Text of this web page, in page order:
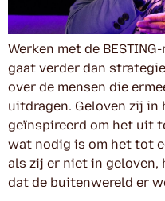
Werken met de
gaat verder dan
over de mensen die
uitdragen. Geloven zij in
geïnspireerd om het uit
wat nodig is om het tot
als zij er niet in geloven,
dat de buitenwereld er